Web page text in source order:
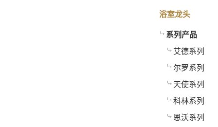
浴室龙头
系列产品
艾德系列
尔罗系列
天使系列
科林系列
恩沃系列